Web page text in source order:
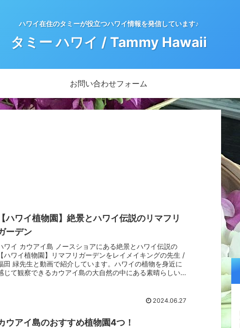
ハワイ在住のタミーが役立つハワイ情報を発信しています♪
タミー ハワイ / Tammy Hawaii
お問い合わせフォーム
ハワイ植物園】絶景とハワイ伝説のリマフリ
ーデン
ワイ カウアイ島 ノースショアにある絶景とハワイ伝説の
ハワイ植物園】リマフリガーデンをレイメイキングの先生 /
田 緑先生と動画で紹介しています。ハワイの植物を身近に
じて観察できるカウアイ島の大自然の中にある素晴らしい植
2024.06.27
ウアイ島のおすすめ植物園4つ！